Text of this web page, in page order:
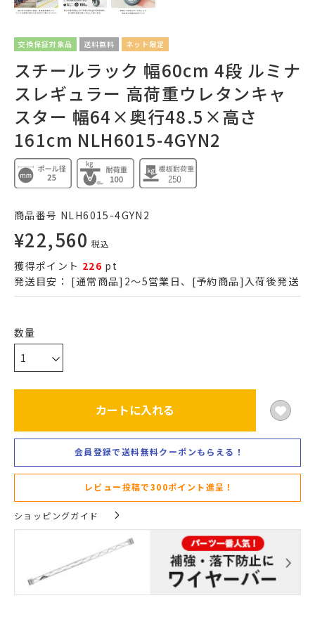
交換保証対象品 送料無料 ネット限定
スチールラック 幅60cm 4段 ルミナ
スレギュラー 高荷重ウレタンキャ
スター 幅64×奥行48.5×高さ
161cm NLH6015-4GYN2
商品番号 NLH6015-4GYN2
¥22,560 税込
獲得ポイント 226 pt
発送目安： [通常商品]2～5営業日、[予約商品]入荷後発送
カートに入れる
会員登録で送料無料クーポンもらえる！
レビュー投稿で300ポイント進呈！
ショッピングガイド